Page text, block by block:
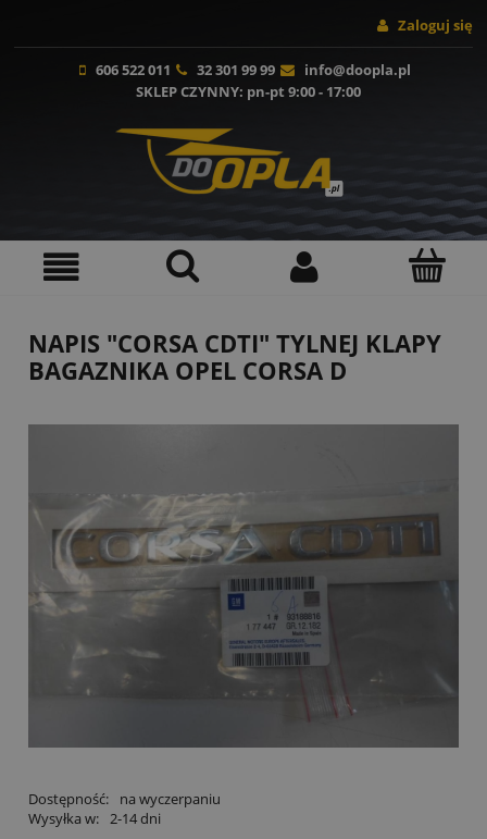
Zaloguj się
606 522 011 32 301 99 99
info@doopla.pl
SKLEP CZYNNY: pn-pt 9:00 - 17:00
NAPIS "CORSA CDTI" TYLNEJ KLAPY
BAGAZNIKA OPEL CORSA D
Dostępność:
na wyczerpaniu
Wysyłka w: 2-14 dni